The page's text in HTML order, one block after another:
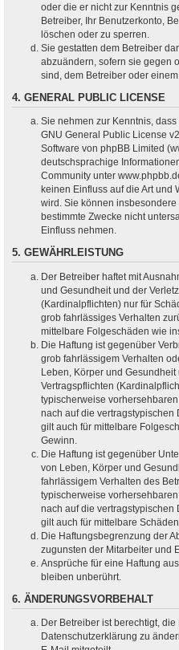
oder die er nicht zur Kenntnis
Betreiber, Ihr Benutzerkonto,
löschen oder zu sperren.
Sie gestatten dem Betreiber
abzuändern, sofern sie gegen
sind, dem Betreiber oder
4. GENERAL PUBLIC LICENSE
Sie nehmen zur Kenntnis,
GNU General Public License v2
Software von phpBB Limited
deutschsprachige
Community unter
keinen Einfluss auf die Art und
wird. Sie können
bestimmte Zwecke nicht
Einfluss nehmen.
5. GEWÄHRLEISTUNG
Der Betreiber haftet mit
und Gesundheit und der
(Kardinalpflichten) nur für
grob fahrlässiges Verhalten
mittelbare Folgeschäden wie
Die Haftung ist gegenüber
grob fahrlässigem Verhalten
Leben, Körper und
Vertragspflichten
typischerweise
nach auf die vertragstypischen
gilt auch für mittelbare
Gewinn.
Die Haftung ist gegenüber
von Leben, Körper und
fahrlässigem Verhalten des
typischerweise
nach auf die vertragstypischen
gilt auch für mittelbare
Die Haftungsbegrenzung der
zugunsten der Mitarbeiter und
Ansprüche für eine Haftung
bleiben unberührt.
6. ÄNDERUNGSVORBEHALT
Der Betreiber ist berechtigt,
Datenschutzerklärung zu